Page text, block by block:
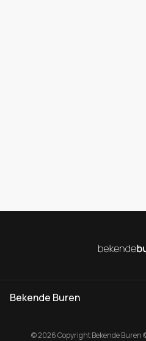
Bekende Buren
© 2026 Copyright Bekende Buren